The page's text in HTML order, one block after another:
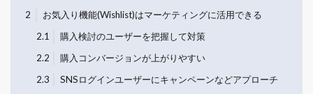
2
お気入り機能(Wishlist)はマーケティングに活用できる
2.1
購入検討のユーザーを把握して対策
2.2
購入コンバージョンが上がりやすい
2.3
SNSログインユーザーにキャンペーンなどアプローチ